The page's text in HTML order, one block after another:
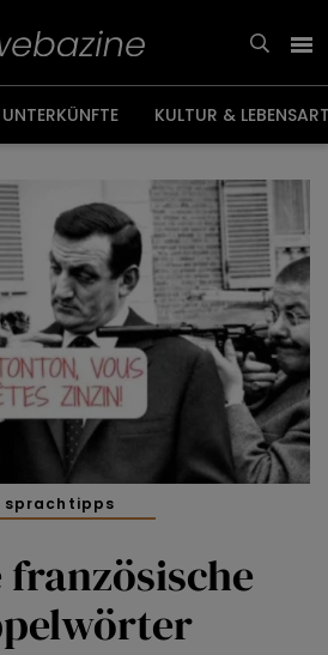
UNTERKÜNFTE KULTUR &
sprachtipps
französische